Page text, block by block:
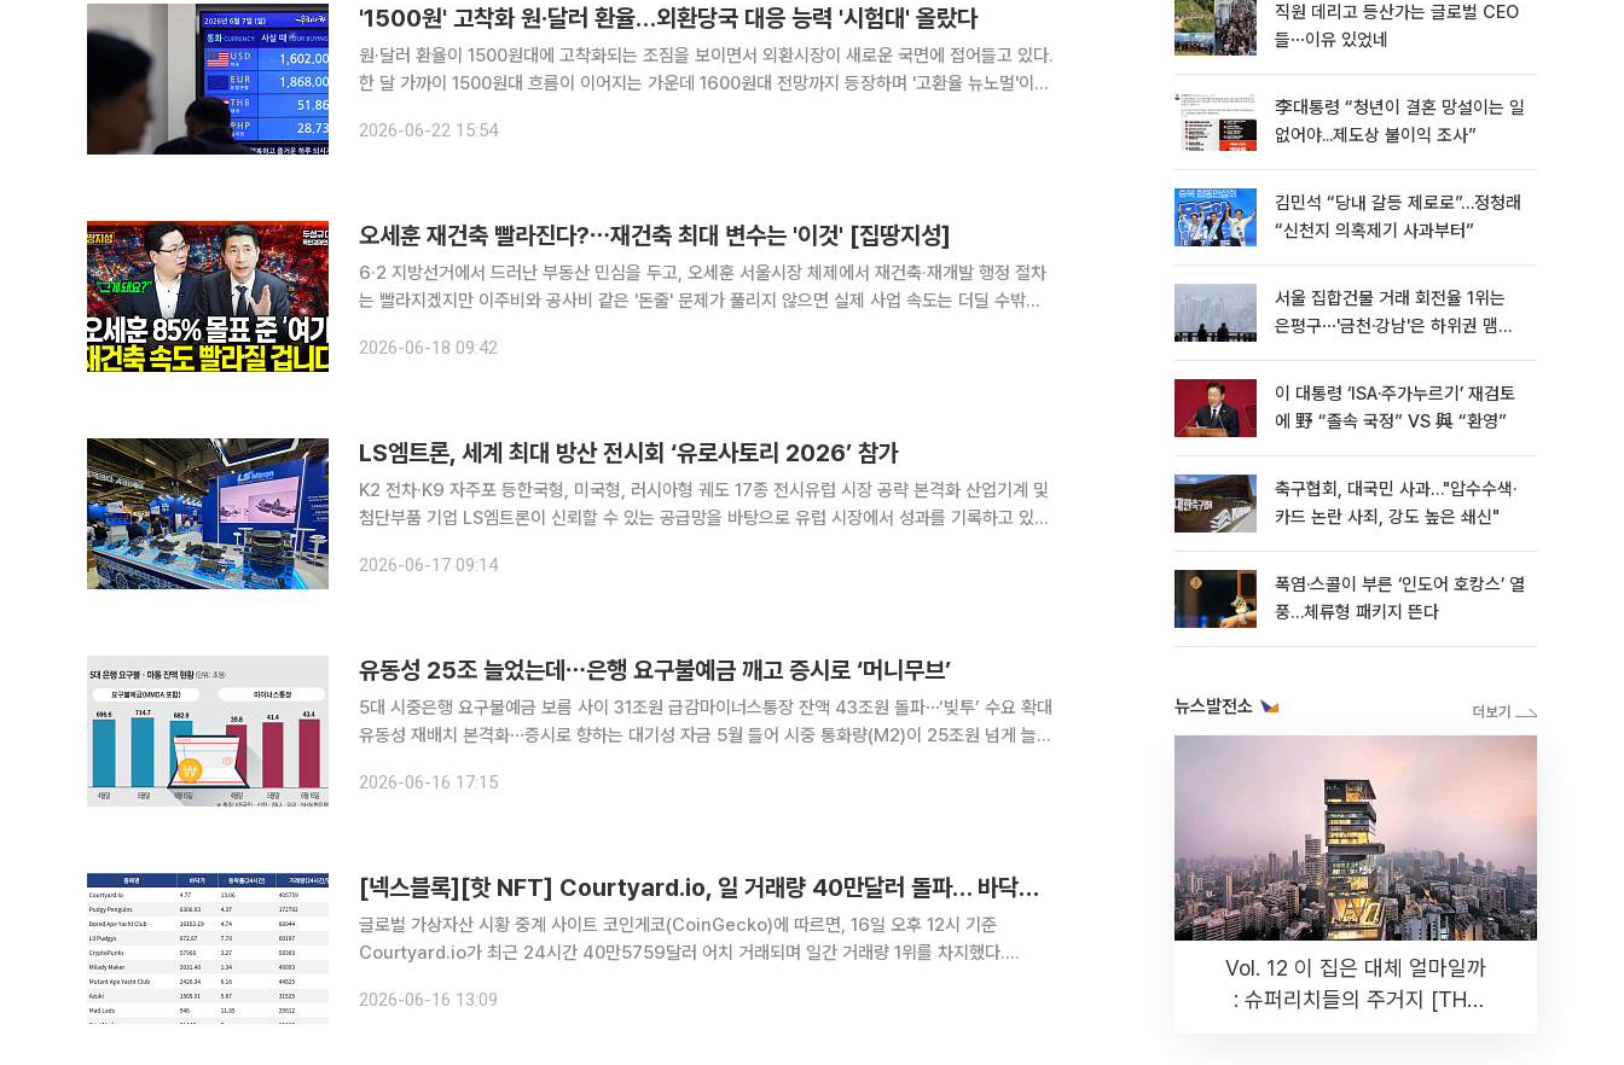
'1500원' 고착화 원·달러 환율…외환당국 대응 능력 '시험대' 올랐다
원·달러 환율이 1500원대에 고착화되는 조짐을 보이면서 외환시장이 새로운 국면에 접어들고 있다.
한 달 가까이 1500원대 흐름이 이어지는 가운데 1600원대 전망까지 등장하며 '고환율 뉴노멀'이
2026-06-22 15:54
오세훈 재건축 빨라진다?⋯재건축 최대 변수는 '이것' [집땅지성]
6·2 지방선거에서 드러난 부동산 민심을 두고, 오세훈 서울시장 체제에서 재건축·재개발 행정 절차
는 빨라지겠지만 이주비와 공사비 같은 '돈줄' 문제가 풀리지 않으면 실제 사업 속도는 더딜 수밖에
2026-06-18 09:42
LS엠트론, 세계 최대 방산 전시회 ‘유로사토리 2026’ 참가
K2 전차·K9 자주포 등한국형, 미국형, 러시아형 궤도 17종 전시유럽 시장 공략 본격화 산업기계 및
첨단부품 기업 LS엠트론이 신뢰할 수 있는 공급망을 바탕으로 유럽 시장에서 성과를 기록하고 있
다고 밝혔다. 15일 개막해 19일까지 프랑스
2026-06-17 09:14
유동성 25조 늘었는데⋯은행 요구불예금 깨고 증시로 ‘머니무브’
5대 시중은행 요구불예금 보름 사이 31조원 급감마이너스통장 잔액 43조원 돌파⋯‘빚투’ 수요 확대
유동성 재배치 본격화⋯증시로 향하는 대기성 자금 5월 들어 시중 통화량(M2)이 25조원 넘게 늘었
스통장 잔액은 증가하며 ‘머니무브’ 현상이 뚜렷해지는 모습이다.
2026-06-16 17:15
[넥스블록][핫 NFT] Courtyard.io, 일 거래량 40만달러 돌파… 바닥가 4.77달러
글로벌 가상자산 시황 중계 사이트 코인게코(CoinGecko)에 따르면, 16일 오후 12시 기준
Courtyard.io가 최근 24시간 40만5759달러 어치 거래되며 일간 거래량 1위를 차지했다.
거래량 17만2782달러를 기록하며 바닥
2026-06-16 13:09
직원 데리고 등산가는 글로벌 CEO
들⋯이유 있었네
李대통령 “청년이 결혼 망설이는 일
없어야...제도상 불이익 조사”
김민석 “당내 갈등 제로로”…정청래
“신천지 의혹제기 사과부터”
서울 집합건물 거래 회전율 1위는
은평구⋯'금천·강남'은 하위권 맴돌
이 대통령 ‘ISA·주가누르기’ 재검토
에 野 “졸속 국정” VS 與 “환영”
축구협회, 대국민 사과…"압수수색·
카드 논란 사죄, 강도 높은 쇄신"
폭염·스콜이 부른 ‘인도어 호캉스’ 열
풍…체류형 패키지 뜬다
뉴스발전소
Vol. 12 이 집은 대체 얼마일까
: 슈퍼리치들의 주거지 [THE